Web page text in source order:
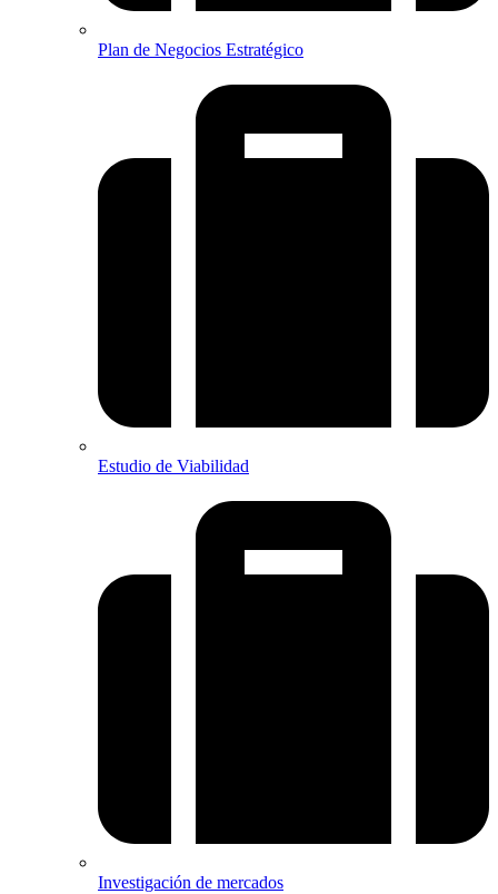
Plan de Negocios Estratégico
Estudio de Viabilidad
Investigación de mercados